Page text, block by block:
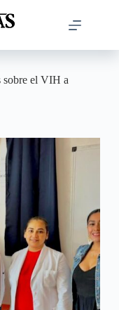
sobre el VIH a